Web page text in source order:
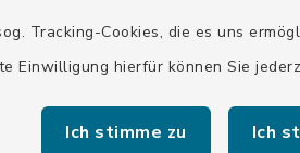
Tracking-Cookies, die es uns
Einwilligung hierfür können Sie
Ich stimme zu Ich
Uhr